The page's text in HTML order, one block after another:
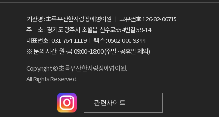
기관명 : 초록우산한사랑장애영아원 ㅣ 고유번호:126-82-06715
주 소 : 경기도 광주시 초월읍 산수로554번길 59-14
대표번호 : 031-764-1119 ㅣ 팩스 : 0502-000-9344
※ 문의 시간: 월~금 09:00~18:00 (주말·공휴일 제외)
Copyright © 초록우산 한사랑장애영아원.
All Rights Reserved.
관련사이트